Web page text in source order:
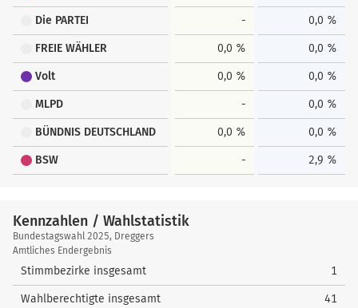
Die PARTEI - 0,0 %
FREIE WÄHLER 0,0 % 0,0 %
Volt 0,0 % 0,0 %
MLPD - 0,0 %
BÜNDNIS DEUTSCHLAND 0,0 % 0,0 %
BSW - 2,9 %
Kennzahlen / Wahlstatistik
Kennzahlen
/
Wahlstatistik
Bundestagswahl 2025, Dreggers
Amtliches Endergebnis
Stimmbezirke insgesamt 1
Wahlberechtigte insgesamt 41